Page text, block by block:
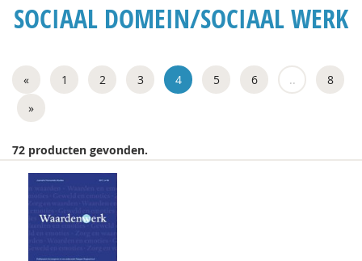
Anouk Bolsenbroek
Suzan Brukx
Peter de Groot
Michiel de Ronde
Marcel de Rooij
SOCIAAL DOMEIN/SOCIAAL WERK
« 1 2 3 4 5 6 ..
8
»
72 producten gevonden.